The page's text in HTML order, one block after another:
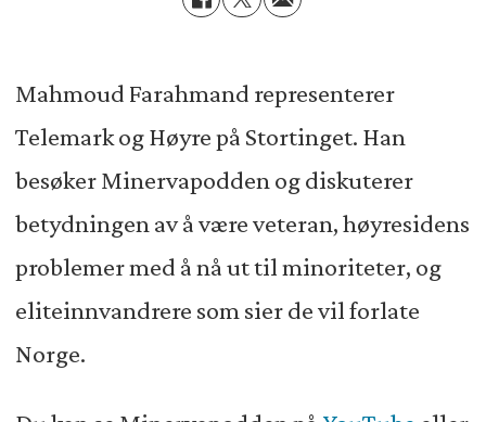
Mahmoud Farahmand representerer
Telemark og Høyre på Stortinget. Han
besøker Minervapodden og diskuterer
betydningen av å være veteran, høyresidens
problemer med å nå ut til minoriteter, og
eliteinnvandrere som sier de vil forlate
Norge.